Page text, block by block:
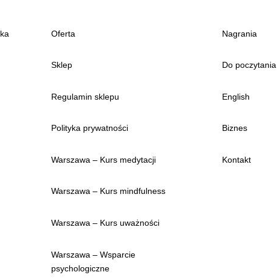
Oferta
Sklep
Regulamin sklepu
Polityka prywatności
Warszawa – Kurs medytacji
Warszawa – Kurs mindfulness
Warszawa – Kurs uważności
Warszawa – Wsparcie
psychologiczne
Nagrania
Do poczytania
English
Biznes
Kontakt